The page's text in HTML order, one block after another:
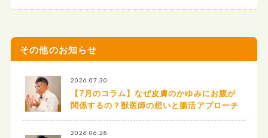
その他のお知らせ
2026.07.30
【7月のコラム】なぜ皮膚のかゆみにお腹が
関係するの？獣医師の想いと腸活アプローチ
2026.06.28